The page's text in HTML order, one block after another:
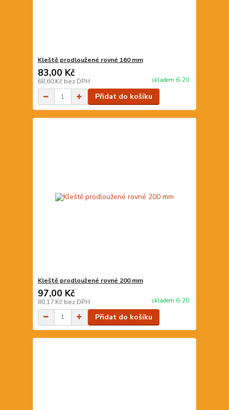
Kleště prodloužené rovné 160 mm
83,00 Kč
68,60 Kč bez DPH skladem 6-20
Přidat do košíku
Kleště prodloužené rovné 200 mm
97,00 Kč
80,17 Kč bez DPH skladem 6-20
Přidat do košíku